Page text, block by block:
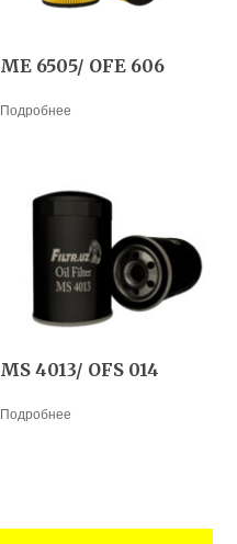
ME 6505/ OFE 606
Подробнее
MS 4013/ OFS 014
Подробнее